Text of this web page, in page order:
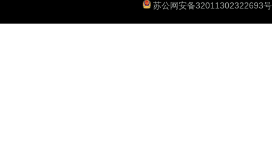
苏公网安备32011302322693号